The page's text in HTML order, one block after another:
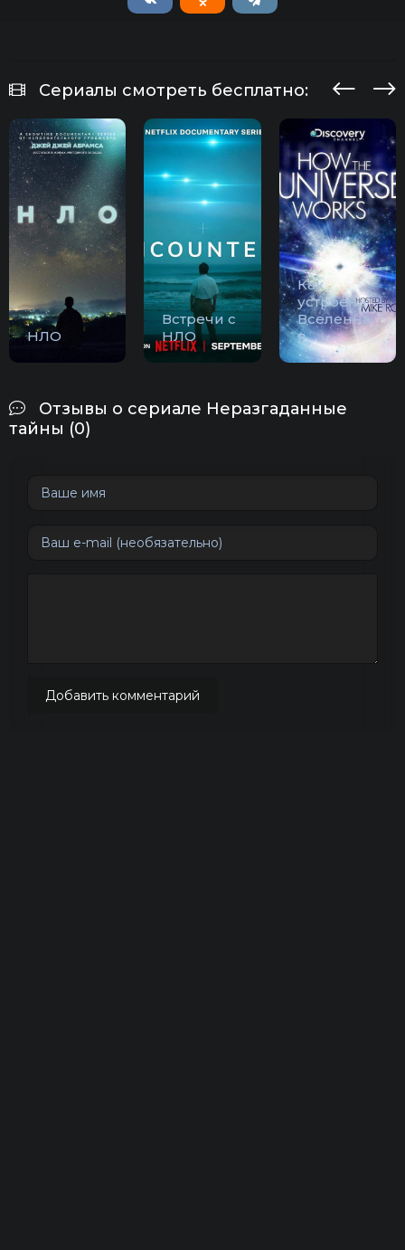
Сериалы смотреть бесплатно:
НЛО
Встречи с
НЛО
Как
устроена
Вселенна
я
Отзывы о сериале Неразгаданные
тайны (0)
Добавить комментарий